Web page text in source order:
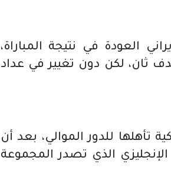
العودة في نتيجة المباراة،
ثان، لكن دون تغيير في عداد
تأهلها للدور الموالي، بعد أن
نظيرها الإنجليزي الذي تصدر المجموعة